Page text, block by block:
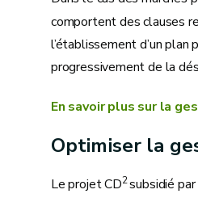
comportent des clauses
l’établissement d’un
progressivement de la
En savoir plus sur la
Optimiser la
Le projet CD2subsidié